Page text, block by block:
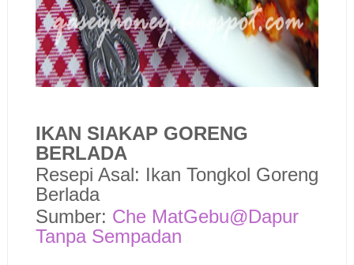
IKAN SIAKAP GORENG
BERLADA
Resepi Asal: Ikan Tongkol Goreng
Berlada
Sumber: Che MatGebu@Dapur
Tanpa Sempadan